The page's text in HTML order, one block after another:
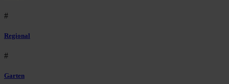
#
Regional
#
Garten